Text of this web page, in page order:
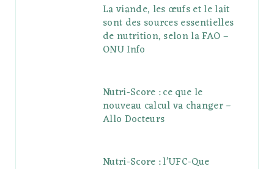
La viande, les œufs et le lait
sont des sources essentielles
de nutrition, selon la FAO –
ONU Info
Nutri-Score : ce que le
nouveau calcul va changer –
Allo Docteurs
Nutri-Score : l’UFC-Que